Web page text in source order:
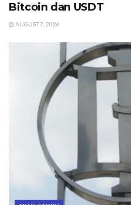
Bitcoin dan USDT
AUGUST 7, 2026